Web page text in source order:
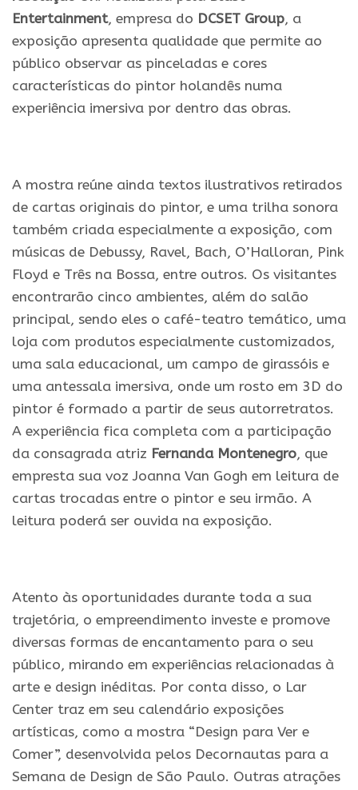
Entertainment, empresa do DCSET Group, a
exposição apresenta qualidade que permite ao
público observar as pinceladas e cores
características do pintor holandês numa
experiência imersiva por dentro das obras.
A mostra reúne ainda textos ilustrativos retirados
de cartas originais do pintor, e uma trilha sonora
também criada especialmente a exposição, com
músicas de Debussy, Ravel, Bach, O’Halloran, Pink
Floyd e Três na Bossa, entre outros. Os visitantes
encontrarão cinco ambientes, além do salão
principal, sendo eles o café-teatro temático, uma
loja com produtos especialmente customizados,
uma sala educacional, um campo de girassóis e
uma antessala imersiva, onde um rosto em 3D do
pintor é formado a partir de seus autorretratos.
A experiência fica completa com a participação
da consagrada atriz Fernanda Montenegro, que
empresta sua voz Joanna Van Gogh em leitura de
cartas trocadas entre o pintor e seu irmão. A
leitura poderá ser ouvida na exposição.
Atento às oportunidades durante toda a sua
trajetória, o empreendimento investe e promove
diversas formas de encantamento para o seu
público, mirando em experiências relacionadas à
arte e design inéditas. Por conta disso, o Lar
Center traz em seu calendário exposições
artísticas, como a mostra “Design para Ver e
Comer”, desenvolvida pelos Decornautas para a
Semana de Design de São Paulo. Outras atrações